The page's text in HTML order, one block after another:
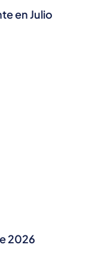
en Julio
2026